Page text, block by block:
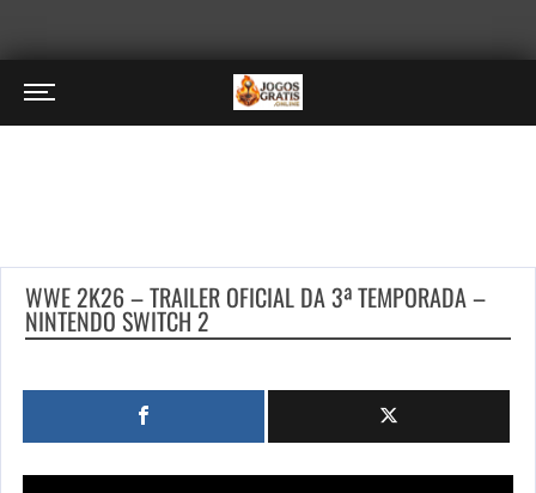
WWE 2K26 – TRAILER OFICIAL DA 3ª TEMPORADA –
NINTENDO SWITCH 2